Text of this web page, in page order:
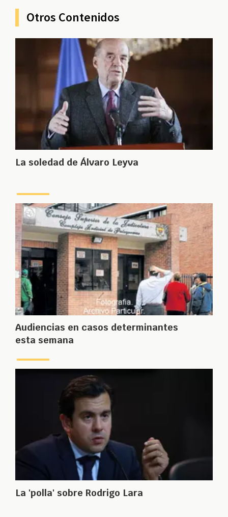
Otros Contenidos
La soledad de Álvaro Leyva
Audiencias en casos determinantes
esta semana
La 'polla' sobre Rodrigo Lara